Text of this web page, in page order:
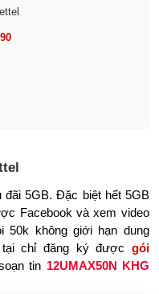
5GB. Đặc biệt hết 5GB
Facebook và xem video
50k không giới hạn dung
tại chỉ đăng ký được gói
tin 12UMAX50N KHG